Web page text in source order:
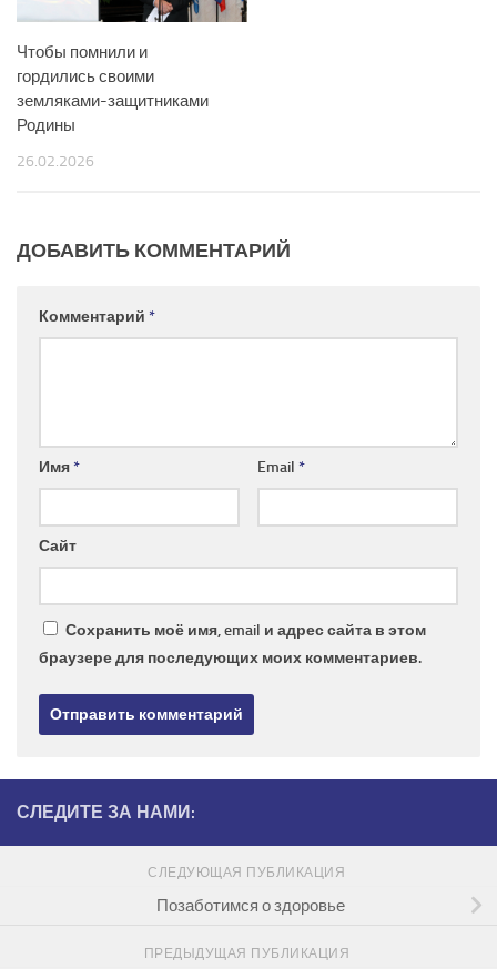
Чтобы помнили и
гордились своими
земляками-защитниками
Родины
26.02.2026
ДОБАВИТЬ КОММЕНТАРИЙ
Комментарий *
Имя* Email *
Сайт
Сохранить моё имя, email и адрес сайта в этом
браузере для последующих моих комментариев.
СЛЕДИТЕ ЗА НАМИ:
СЛЕДУЮЩАЯ ПУБЛИКАЦИЯ
Позаботимся о здоровье
ПРЕДЫДУЩАЯ ПУБЛИКАЦИЯ